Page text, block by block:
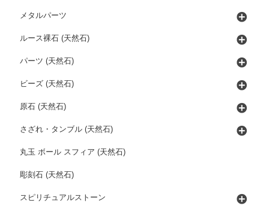
メタルパーツ
ルース裸石 (天然石)
パーツ (天然石)
ビーズ (天然石)
原石 (天然石)
さざれ・タンブル (天然石)
丸玉 ボール スフィア (天然石)
彫刻石 (天然石)
スピリチュアルストーン